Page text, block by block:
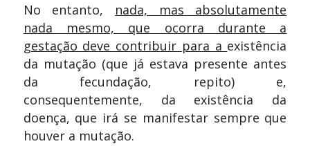
No entanto, nada, mas absolutamente
nada mesmo, que ocorra durante a
gestação deve contribuir para a existência
da mutação (que já estava presente antes
da fecundação, repito) e,
consequentemente, da existência da
doença, que irá se manifestar sempre que
houver a mutação.